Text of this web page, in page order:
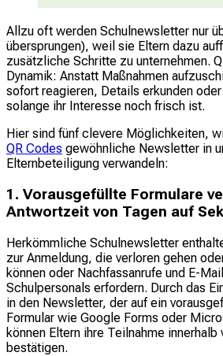
Allzu oft werden Schulnewsletter nur
übersprungen), weil sie Eltern dazu
zusätzliche Schritte zu unternehmen.
Dynamik: Anstatt Maßnahmen
sofort reagieren, Details erkunden
solange ihr Interesse noch frisch ist.
Hier sind fünf clevere Möglichkeiten,
QR Codes gewöhnliche Newsletter in
Elternbeteiligung verwandeln:
1. Vorausgefüllte Formulare
Antwortzeit von Tagen auf
Herkömmliche Schulnewsletter
zur Anmeldung, die verloren gehen
können oder Nachfassanrufe und E-
Schulpersonals erfordern. Durch das
in den Newsletter, der auf ein
Formular wie Google Forms oder
können Eltern ihre Teilnahme innerhalb
bestätigen.